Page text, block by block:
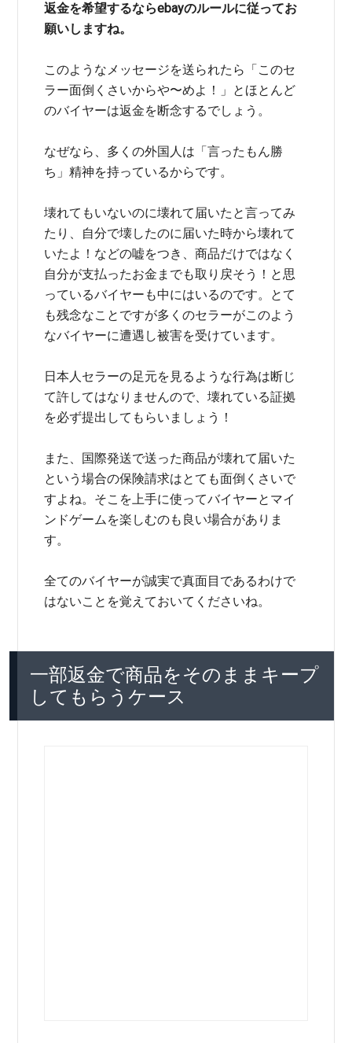
返金を希望するならebayのルールに従ってお
願いしますね。
このようなメッセージを送られたら「このセ
ラー面倒くさいからや〜めよ！」とほとんど
のバイヤーは返金を断念するでしょう。
なぜなら、多くの外国人は「言ったもん勝
ち」精神を持っているからです。
壊れてもいないのに壊れて届いたと言ってみ
たり、自分で壊したのに届いた時から壊れて
いたよ！などの嘘をつき、商品だけではなく
自分が支払ったお金までも取り戻そう！と思
っているバイヤーも中にはいるのです。とて
も残念なことですが多くのセラーがこのよう
なバイヤーに遭遇し被害を受けています。
日本人セラーの足元を見るような行為は断じ
て許してはなりませんので、壊れている証拠
を必ず提出してもらいましょう！
また、国際発送で送った商品が壊れて届いた
という場合の保険請求はとても面倒くさいで
すよね。そこを上手に使ってバイヤーとマイ
ンドゲームを楽しむのも良い場合がありま
す。
全てのバイヤーが誠実で真面目であるわけで
はないことを覚えておいてくださいね。
一部返金で商品をそのままキープ
してもらうケース